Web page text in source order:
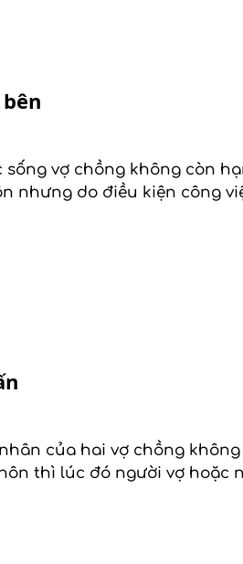
vợ chồng không còn
nhưng do điều kiện công
của hai vợ chồng
thì lúc đó người vợ hoặc